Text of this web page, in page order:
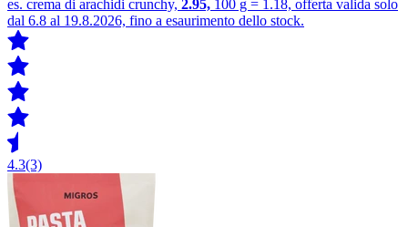
es. crema di arachidi crunchy, 2.95, 100 g = 1.18, offerta valida solo
dal 6.8 al 19.8.2026, fino a esaurimento dello stock.
4.3(3)